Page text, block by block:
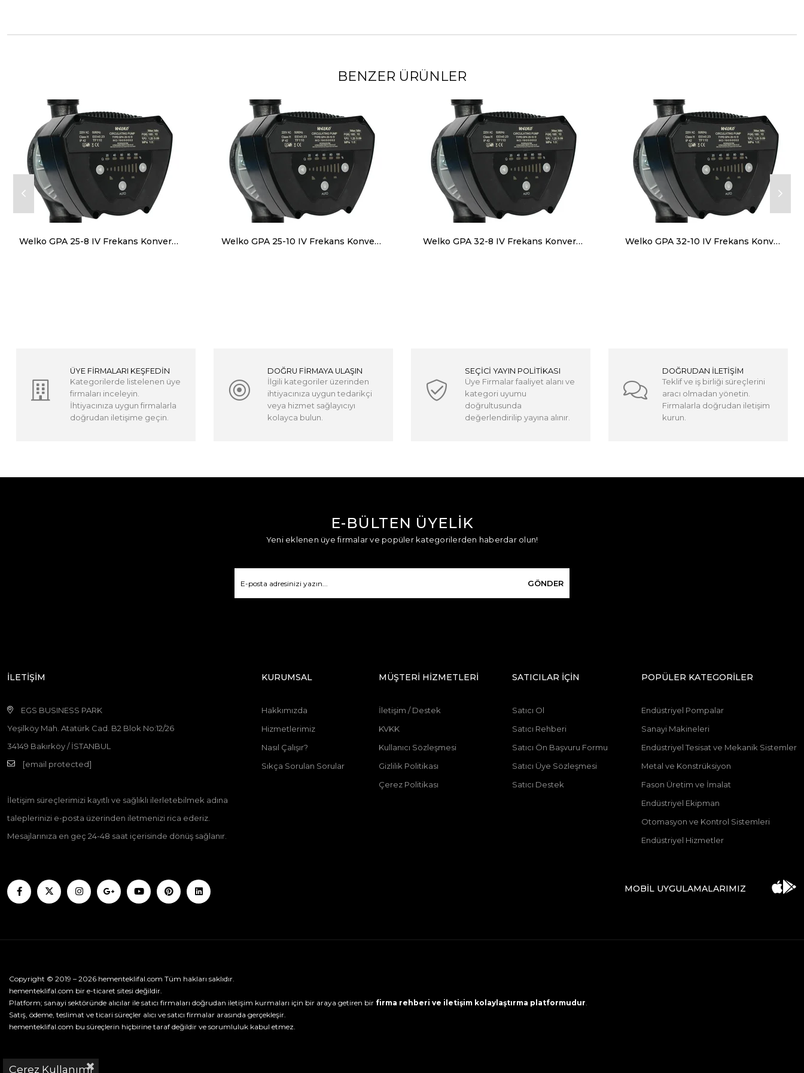
BENZER ÜRÜNLER
Welko GPA 25-8 IV Frekans Konvertörlü Sirkülasyon Pompası 8 mss 6.5 m3/h Welko GPA 25-10 IV Frekans Konvertörlü Sirkülasyon Pompası 10 mss 7 m3/h Welko GPA 32-8 IV Frekans Konvertörlü Sirkülasyon Pompası 8 mss 8 m3/h Welko GPA 32-10 IV Frekans Konvertörlü Sirkülasyon Pompası 10 mss 10 m3/h
ÜYE FİRMALARI KEŞFEDİN
Kategorilerde listelenen üye
firmaları inceleyin.
İhtiyacınıza uygun firmalarla
doğrudan iletişime geçin.
DOĞRU FİRMAYA ULAŞIN
İlgili kategoriler üzerinden
ihtiyacınıza uygun tedarikçi
veya hizmet sağlayıcıyı
kolayca bulun.
SEÇİCİ YAYIN POLİTİKASI
Üye Firmalar faaliyet alanı ve
kategori uyumu
doğrultusunda
değerlendirilip yayına alınır.
DOĞRUDAN İLETİŞİM
Teklif ve iş birliği süreçlerini
aracı olmadan yönetin.
Firmalarla doğrudan iletişim
kurun.
E-BÜLTEN ÜYELİK
Yeni eklenen üye firmalar ve popüler kategorilerden haberdar olun!
GÖNDER
İLETİŞİM
EGS BUSINESS PARK
Yeşilköy Mah. Atatürk Cad. B2 Blok No:12/26
34149 Bakırköy / İSTANBUL
[email protected]
İletişim süreçlerimizi kayıtlı ve sağlıklı ilerletebilmek adına
taleplerinizi e-posta üzerinden iletmenizi rica ederiz.
Mesajlarınıza en geç 24-48 saat içerisinde dönüş sağlanır.
KURUMSAL
Hakkımızda
Hizmetlerimiz
Nasıl Çalışır?
Sıkça Sorulan Sorular
MÜŞTERİ HİZMETLERİ
İletişim / Destek
KVKK
Kullanıcı Sözleşmesi
Gizlilik Politikası
Çerez Politikası
SATICILAR İÇİN
Satıcı Ol
Satıcı Rehberi
Satıcı Ön Başvuru Formu
Satıcı Üye Sözleşmesi
Satıcı Destek
POPÜLER KATEGORİLER
Endüstriyel Pompalar
Sanayi Makineleri
Endüstriyel Tesisat ve Mekanik Sistemler
Metal ve Konstrüksiyon
Fason Üretim ve İmalat
Endüstriyel Ekipman
Otomasyon ve Kontrol Sistemleri
Endüstriyel Hizmetler
MOBİL UYGULAMALARIMIZ
Copyright © 2019 – 2026 hementeklifal.com Tüm hakları saklıdır.
hementeklifal.com bir e-ticaret sitesi değildir.
Platform; sanayi sektöründe alıcılar ile satıcı firmaları doğrudan iletişim kurmaları için bir araya getiren bir firma rehberi ve iletişim kolaylaştırma platformudur.
Satış, ödeme, teslimat ve ticari süreçler alıcı ve satıcı firmalar arasında gerçekleşir.
hementeklifal.com bu süreçlerin hiçbirine taraf değildir ve sorumluluk kabul etmez.
Çerez Kullanımı